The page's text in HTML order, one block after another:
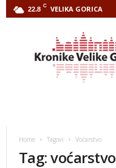
22.8 C VELIKA GORICA
Home Tagovi Voćarstvo
Tag: voćarstvo